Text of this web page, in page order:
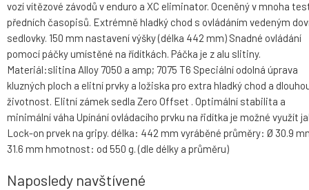
vozí vítězové závodů v enduro a XC eliminator. Oceněný v mnoha
předních časopisů. Extrémně hladký chod s ovládáním vedeným
sedlovky. 150 mm nastavení výšky (délka 442 mm) Snadné ovládání
pomocí páčky umístěné na řídítkách. Páčka je z alu slitiny.
Materiál:slitina Alloy 7050 a amp; 7075 T6 Speciální odolná úprava
kluzných ploch a elitní prvky a ložiska pro extra hladký chod a
životnost. Elitní zámek sedla Zero Offset . Optimální stabilita a
minimální váha Upínání ovládacího prvku na řidítka je možné využít
Lock-on prvek na gripy. délka: 442 mm vyráběné průměry: Ø 30.9
31.6 mm hmotnost: od 550 g. (dle délky a průměru)
Naposledy navštívené